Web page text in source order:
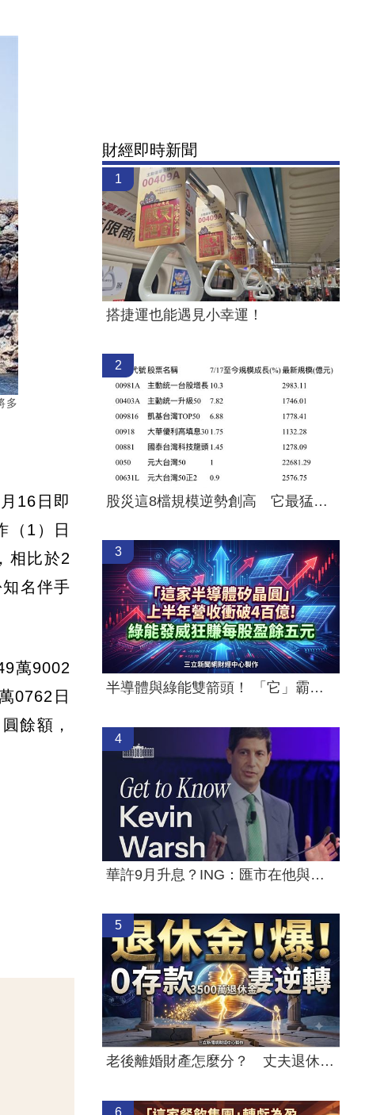
多
16日即
（1）日
相比於2
名伴手
萬9002
0762日
餘額，
財經即時新聞
1
搭捷運也能遇見小幸運！
2
股災這8檔規模逆勢創高 它最猛成長逾10%
3
半導體與綠能雙箭頭！ 「它」霸氣狂賺
4
華許9月升息？ING：匯市在他與戰爭間拉鋸
5
老後離婚財產怎麼分？ 丈夫退休金拒分
6